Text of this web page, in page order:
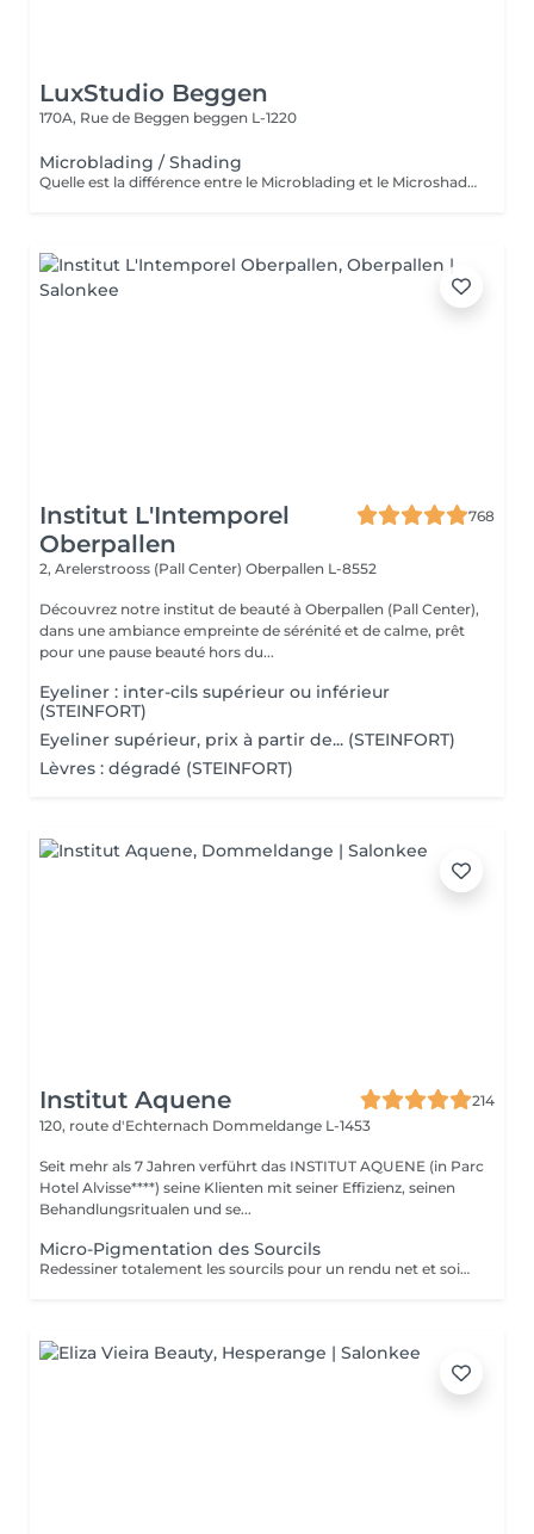
LuxStudio Beggen
170A, Rue de Beggen beggen L-1220
Microblading / Shading
Quelle est la différence entre le Microblading et le Microshading ? Le Microblading est une technique manuelle de maquillage semi-permanent qui imite parfaitement des poils fins et naturels. Idéal pour combler des zones clairsemées ou redessiner la ligne des sourcils tout en conservant un aspect très naturel. Effet « poil à poil ». Le Microshading, en revanche, utilise une technique de pigmentation par pointillé, similaire à un effet d'ombre ou de dégradé maquillé. Il donne un aspect plus doux, poudré et sophistiqué, idéal pour celles qui aiment un effet maquillage subtil mais structuré. Effet « ombré » ou « poudré ». Quelle technique choisir ? Microblading : pour un effet naturel, sourcils peu fournis ou très fins. Microshading : pour un look maquillé, des sourcils plus nets et définis. Technique mixte (combinée) : les deux techniques sont parfois associées pour un résultat sur mesure, avec poils à l'avant et ombrage à la queue du sourcil. Une consultation personnalisée est toujours recommandée pour déterminer la technique la plus adaptée à votre peau, à vos attentes et à votre style. Souhaitez-vous aussi que eu traduza em português ou adaptar para o público do Lux Studio?
Institut L'Intemporel
Oberpallen
768
2, Arelerstrooss (Pall Center) Oberpallen L-8552
Découvrez notre institut de beauté à Oberpallen (Pall Center),
dans une ambiance empreinte de sérénité et de calme, prêt
pour une pause beauté hors du...
Eyeliner : inter-cils supérieur ou inférieur
(STEINFORT)
Eyeliner supérieur, prix à partir de... (STEINFORT)
Lèvres : dégradé (STEINFORT)
Institut Aquene
214
120, route d'Echternach Dommeldange L-1453
Seit mehr als 7 Jahren verführt das INSTITUT AQUENE (in Parc
Hotel Alvisse****) seine Klienten mit seiner Effizienz, seinen
Behandlungsritualen und se...
Micro-Pigmentation des Sourcils
Redessiner totalement les sourcils pour un rendu net et soigné, cela devient simple avec la micro-pigmentation. Tous les sourcils, qu'ils soient clairsemés, trop courts, trop long ou inexistants trouvent leur courbe parfaite. Les sourcils sont un élément majeur de nos expressions. La micro-pigmentation vous permet de jouir de la forme adéquate pour sublimer vos sourcils.